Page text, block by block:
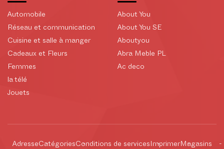
Automobile
Réseau et communication
Cuisine et salle à manger
Cadeaux et Fleurs
Femmes
la télé
Jouets
About You
About You SE
Aboutyou
Abra Meble PL
Ac deco
Adresse Catégories Conditions de services Imprimer Magasins